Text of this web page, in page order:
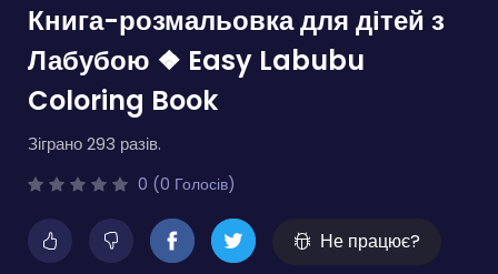
Книга-розмальовка для дітей з
Лабубою ❖ Easy Labubu
Coloring Book
Зіграно 293 разів.
0 (0 Голосів)
Не працює?